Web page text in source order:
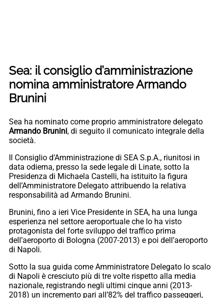
Sea: il consiglio d’amministrazione
nomina amministratore Armando
Brunini
Sea ha nominato come proprio amministratore delegato
Armando Brunini, di seguito il comunicato integrale della
società.
Il Consiglio d’Amministrazione di SEA S.p.A., riunitosi in
data odierna, presso la sede legale di Linate, sotto la
Presidenza di Michaela Castelli, ha istituito la figura
dell’Amministratore Delegato attribuendo la relativa
responsabilità ad Armando Brunini.
Brunini, fino a ieri Vice Presidente in SEA, ha una lunga
esperienza nel settore aeroportuale che lo ha visto
protagonista del forte sviluppo del traffico prima
dell’aeroporto di Bologna (2007-2013) e poi dell’aeroporto
di Napoli.
Sotto la sua guida come Amministratore Delegato lo scalo
di Napoli è cresciuto più di tre volte rispetto alla media
nazionale, registrando negli ultimi cinque anni (2013-
2018) un incremento pari all’82% del traffico passeggeri,